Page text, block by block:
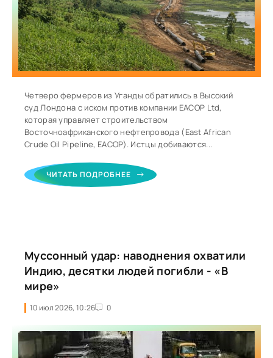
Четверо фермеров из Уганды обратились в Высокий
суд Лондона с иском против компании EACOP Ltd,
которая управляет строительством
Восточноафриканского нефтепровода (East African
Crude Oil Pipeline, EACOP). Истцы добиваются...
ЧИТАТЬ ПОДРОБНЕЕ
Муссонный удар: наводнения охватили
Индию, десятки людей погибли - «В
мире»
10 июл 2026, 10:26 0